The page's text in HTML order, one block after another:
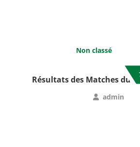
Non classé
Résultats des Matches du 6
admin